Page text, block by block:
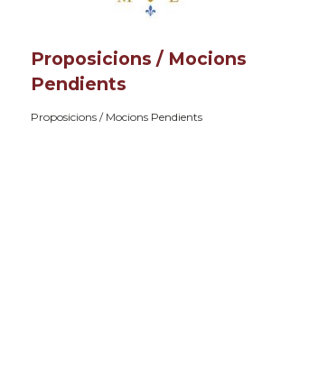
Proposicions / Mocions
Pendients
Proposicions / Mocions Pendients